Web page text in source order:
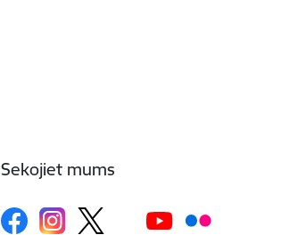
Sekojiet mums